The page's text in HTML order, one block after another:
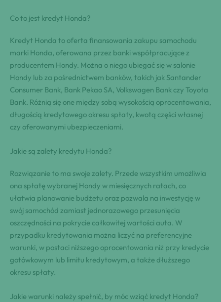
Co to jest kredyt Honda?
Kredyt Honda to oferta finansowania zakupu samochodu
marki Honda, oferowana przez banki współpracujące z
producentem Hondy. Można o niego ubiegać się w salonie
Hondy lub za pośrednictwem banków, takich jak Santander
Consumer Bank, Bank Pekao SA, Volkswagen Bank czy Toyota
Bank. Różnią się one między sobą wysokością oprocentowania,
długością kredytowego okresu spłaty, kwotą części własnej
czy oferowanymi ubezpieczeniami.
Jakie są zalety kredytu Honda?
Rozwiązanie to ma swoje zalety. Przede wszystkim umożliwia
ona spłatę wybranej Hondy w miesięcznych ratach, co
ułatwia planowanie budżetu oraz pozwala na inwestycję w
swój samochód zamiast jednorazowego przesunięcia
oszczędności na pokrycie całkowitej wartości auta. W
przypadku kredytowania można liczyć na preferencyjne
warunki, w postaci niższego oprocentowania niż przy kredycie
gotówkowym lub limitu kredytowym, a także dłuższego
okresu spłaty.
Jakie warunki należy spełnić, by móc wziąć kredyt Honda?